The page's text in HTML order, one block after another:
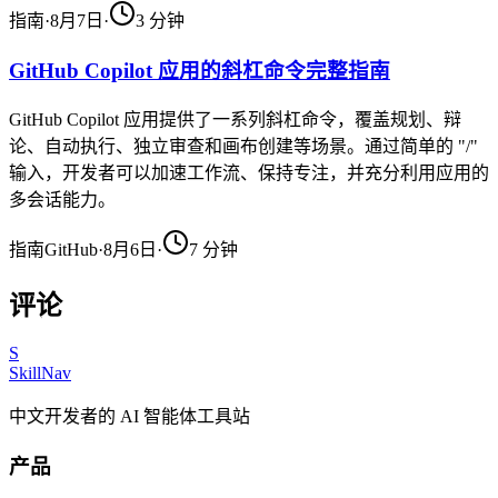
指南·8月7日 · 3 分钟
GitHub Copilot 应用的斜杠命令完整指南
GitHub Copilot 应用提供了一系列斜杠命令，覆盖规划、辩
论、自动执行、独立审查和画布创建等场景。通过简单的 "/"
输入，开发者可以加速工作流、保持专注，并充分利用应用的
多会话能力。
指南GitHub·8月6日 · 7 分钟
评论
S
SkillNav
中文开发者的 AI 智能体工具站
产品